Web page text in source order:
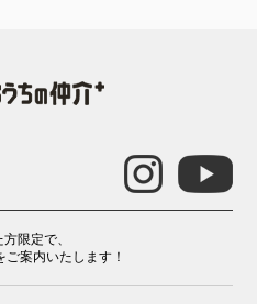
限定で、
ご案内いたします！